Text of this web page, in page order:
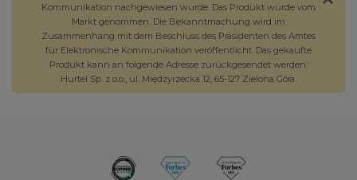
Kommunikation nachgewiesen wurde. Das Produkt wurde vom
Markt genommen. Die Bekanntmachung wird im
Zusammenhang mit dem Beschluss des Präsidenten des Amtes
für Elektronische Kommunikation veröffentlicht. Das gekaufte
Produkt kann an folgende Adresse zurückgesendet werden:
Hurtel Sp. z o.o., ul. Międzyrzecka 12, 65-127 Zielona Góra.